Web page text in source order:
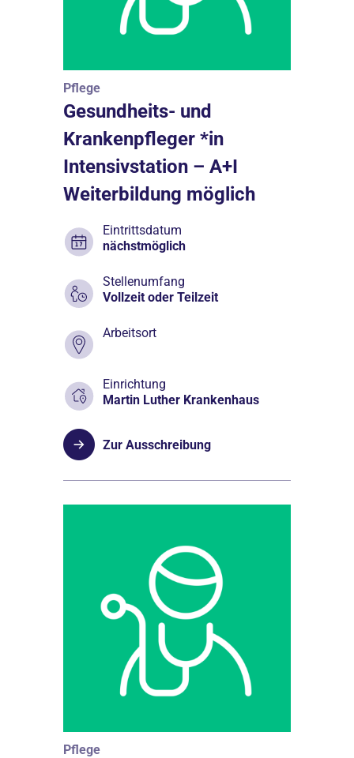
Pflege
Gesundheits- und
Krankenpfleger *in
Intensivstation – A+I
Weiterbildung möglich
Eintrittsdatum
nächstmöglich
Stellenumfang
Vollzeit oder Teilzeit
Arbeitsort
Einrichtung
Martin Luther Krankenhaus
Zur Ausschreibung
Pflege